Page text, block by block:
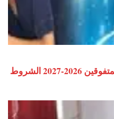
طريقة التقديم في مدارس المتفوقين 2026-2027 الشروط